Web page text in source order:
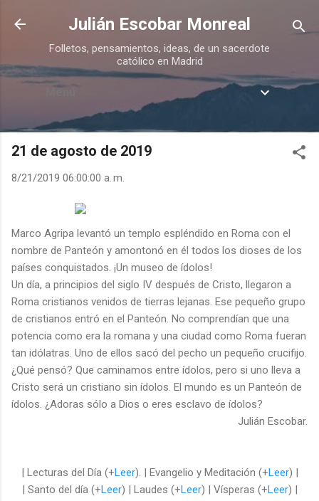
Ir al contenido principal
Julián Escobar Monreal
Folletos, pensamientos, ideas, de un sacerdote
católico en Madrid
Menú
21 de agosto de 2019
8/21/2019 06:00:00 a. m.
Marco Agripa levantó un templo espléndido en Roma con el
nombre de Panteón y amontonó en él todos los dioses de los
países conquistados. ¡Un museo de ídolos!
Un día, a principios del siglo IV después de Cristo, llegaron a
Roma cristianos venidos de tierras lejanas. Ese pequeño grupo
de cristianos entró en el Panteón. No comprendían que una
potencia como era la romana y una ciudad como Roma fueran
tan idólatras. Uno de ellos sacó del pecho un pequeño crucifijo.
¿Qué pensó? Que caminamos entre ídolos, pero si uno lleva a
Cristo será un cristiano sin ídolos. El mundo es un Panteón de
ídolos. ¿Adoras sólo a Dios o eres esclavo de ídolos?
Julián Escobar.
| Lecturas del Día (+Leer). | Evangelio y Meditación (+Leer) |
| Santo del día (+Leer) | Laudes (+Leer) | Vísperas (+Leer) |